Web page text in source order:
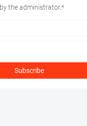
the administrator.*